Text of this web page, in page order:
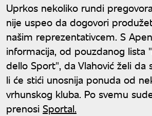
Uprkos nekoliko rundi
nije uspeo da dogovori
našim reprezentativcem. S
informacija, od pouzdanog lista
dello Sport", da Vlahović želi da
li će stići unosnija ponuda od
vrhunskog kluba. Po svemu
prenosi Sportal.